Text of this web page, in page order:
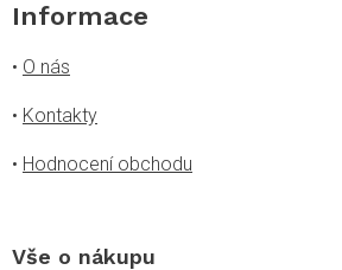
Informace
• O nás
• Kontakty
• Hodnocení obchodu
Vše o nákupu